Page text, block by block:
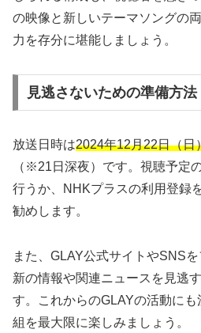
の映像と新しいテーマソングの
力を存分に堪能しましょう。
見逃さないための準備方法
放送日時は2024年12月22日（日
（※21日深夜）です。視聴予定
行うか、NHKプラスの利用登録
勧めします。
また、GLAY公式サイトやSNS
新の情報や関連ニュースを見逃
す。これからのGLAYの活動に
組を最大限に楽しみましょう。